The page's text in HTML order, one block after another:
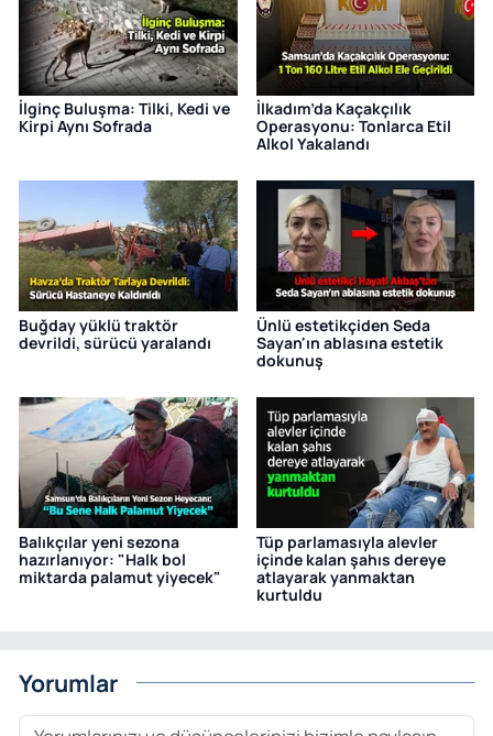
İlginç Buluşma: Tilki, Kedi ve
Kirpi Aynı Sofrada
İlkadım’da Kaçakçılık
Operasyonu: Tonlarca Etil
Alkol Yakalandı
Buğday yüklü traktör
devrildi, sürücü yaralandı
Ünlü estetikçiden Seda
Sayan'ın ablasına estetik
dokunuş
Balıkçılar yeni sezona
hazırlanıyor: "Halk bol
miktarda palamut yiyecek"
Tüp parlamasıyla alevler
içinde kalan şahıs dereye
atlayarak yanmaktan
kurtuldu
Yorumlar